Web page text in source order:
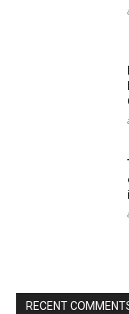
RECENT